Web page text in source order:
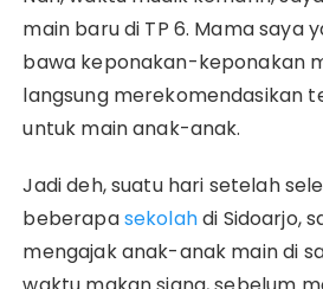
main baru di TP 6. Mama saya
bawa keponakan-keponakan
langsung merekomendasikan
untuk main anak-anak.
Jadi deh, suatu hari setelah
beberapasekolahdi Sidoarjo,
mengajak anak-anak main di